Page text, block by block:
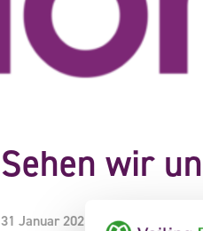
Sehen wir
31 Januar 2025